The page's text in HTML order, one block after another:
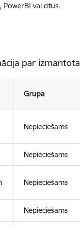
vai citus.
par
Grupa
Nepieciešams
Nepieciešams
Nepieciešams
Nepieciešams